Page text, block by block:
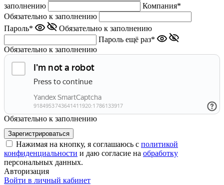
заполнению
Компания*
Обязательно к заполнению
Пароль*
Обязательно к заполнению
Пароль ещё раз*
Обязательно к заполнению
Обязательно к заполнению
Нажимая на кнопку, я соглашаюсь с политикой
конфиденциальности и даю согласие на обработку
персональных данных.
Авторизация
Войти в личный кабинет